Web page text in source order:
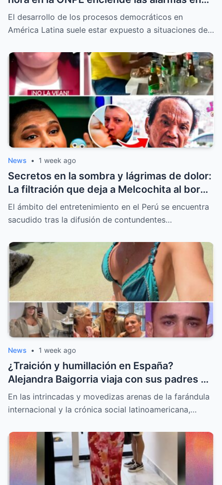
todas las mesas de votación
El desarrollo de los procesos democráticos en
América Latina suele estar expuesto a situaciones de…
News • 1 week ago
Secretos en la sombra y lágrimas de dolor:
La filtración que deja a Melcochita al borde
del colapso emocional
El ámbito del entretenimiento en el Perú se encuentra
sacudido tras la difusión de contundentes…
News • 1 week ago
¿Traición y humillación en España?
Alejandra Baigorria viaja con sus padres y
le da la espalda a Said Palao
En las intrincadas y movedizas arenas de la farándula
internacional y la crónica social latinoamericana,…